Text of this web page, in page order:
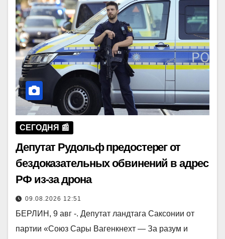
СЕГОДНЯ 📰
Депутат Рудольф предостерег от
бездоказательных обвинений в адрес
РФ из-за дрона
09.08.2026 12:51
БЕРЛИН, 9 авг -. Депутат ландтага Саксонии от
партии «Союз Сары Вагенкнехт — За разум и